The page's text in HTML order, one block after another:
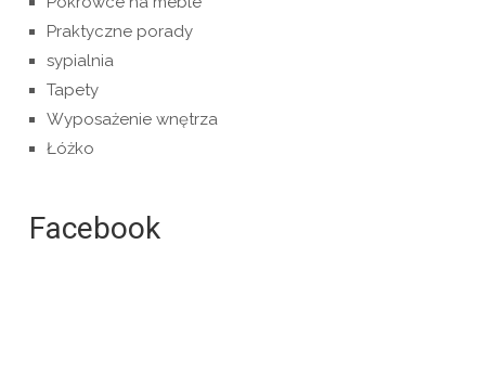
Praktyczne porady
sypialnia
Tapety
Wyposażenie wnętrza
Łóżko
Facebook